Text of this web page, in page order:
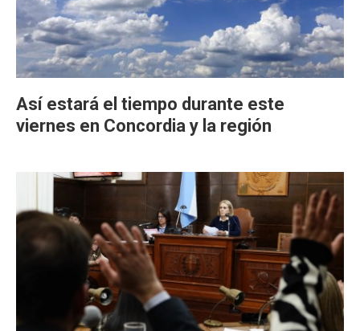
Así estará el tiempo durante este
viernes en Concordia y la región